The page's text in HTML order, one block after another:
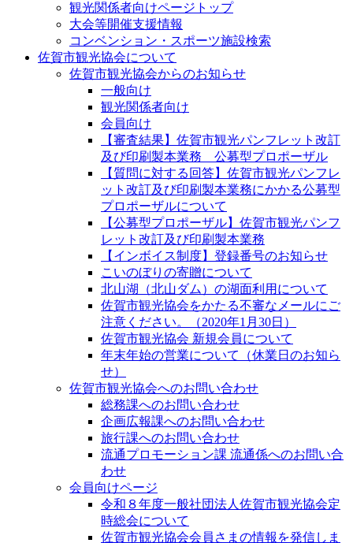
観光関係者向けページトップ
大会等開催支援情報
コンベンション・スポーツ施設検索
佐賀市観光協会について
佐賀市観光協会からのお知らせ
一般向け
観光関係者向け
会員向け
【審査結果】佐賀市観光パンフレット改訂
及び印刷製本業務 公募型プロポーザル
【質問に対する回答】佐賀市観光パンフレ
ット改訂及び印刷製本業務にかかる公募型
プロポーザルについて
【公募型プロポーザル】佐賀市観光パンフ
レット改訂及び印刷製本業務
【インボイス制度】登録番号のお知らせ
こいのぼりの寄贈について
北山湖（北山ダム）の湖面利用について
佐賀市観光協会をかたる不審なメールにご
注意ください。（2020年1月30日）
佐賀市観光協会 新規会員について
年末年始の営業について（休業日のお知ら
せ）
佐賀市観光協会へのお問い合わせ
総務課へのお問い合わせ
企画広報課へのお問い合わせ
旅行課へのお問い合わせ
流通プロモーション課 流通係へのお問い合
わせ
会員向けページ
令和８年度一般社団法人佐賀市観光協会定
時総会について
佐賀市観光協会会員さまの情報を発信しま